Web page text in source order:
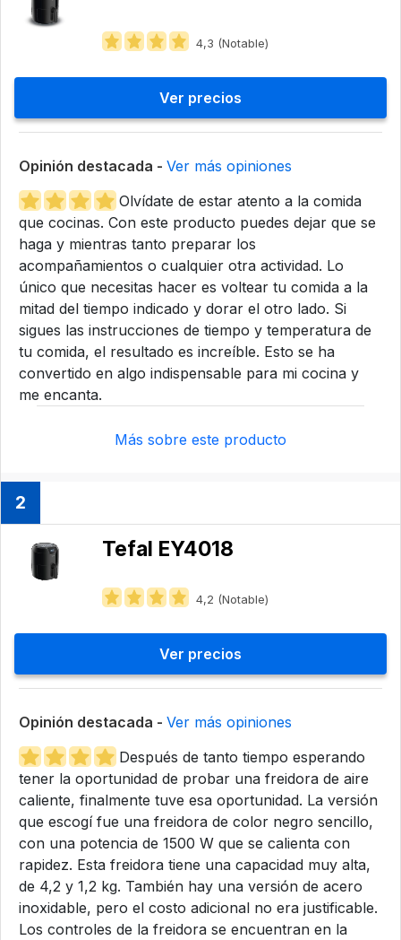
4,3 (Notable)
Ver precios
Opinión destacada - Ver más opiniones
Olvídate de estar atento a la comida
que cocinas. Con este producto puedes dejar que se
haga y mientras tanto preparar los
acompañamientos o cualquier otra actividad. Lo
único que necesitas hacer es voltear tu comida a la
mitad del tiempo indicado y dorar el otro lado. Si
sigues las instrucciones de tiempo y temperatura de
tu comida, el resultado es increíble. Esto se ha
convertido en algo indispensable para mi cocina y
me encanta.
Más sobre este producto
2
Tefal EY4018
4,2 (Notable)
Ver precios
Opinión destacada - Ver más opiniones
Después de tanto tiempo esperando
tener la oportunidad de probar una freidora de aire
caliente, finalmente tuve esa oportunidad. La versión
que escogí fue una freidora de color negro sencillo,
con una potencia de 1500 W que se calienta con
rapidez. Esta freidora tiene una capacidad muy alta,
de 4,2 y 1,2 kg. También hay una versión de acero
inoxidable, pero el costo adicional no era justificable.
Los controles de la freidora se encuentran en la